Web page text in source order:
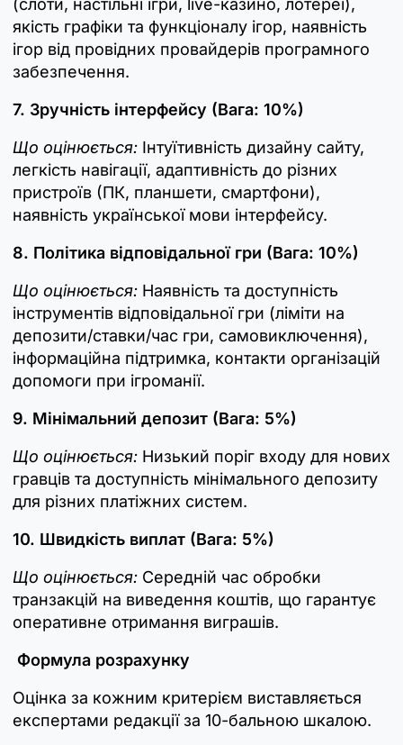
(слоти, настільні ігри, live-казино, лотереї),
якість графіки та функціоналу ігор, наявність
ігор від провідних провайдерів програмного
забезпечення.
7. Зручність інтерфейсу (Вага: 10%)
Що оцінюється: Інтуїтивність дизайну сайту,
легкість навігації, адаптивність до різних
пристроїв (ПК, планшети, смартфони),
наявність української мови інтерфейсу.
8. Політика відповідальної гри (Вага: 10%)
Що оцінюється: Наявність та доступність
інструментів відповідальної гри (ліміти на
депозити/ставки/час гри, самовиключення),
інформаційна підтримка, контакти організацій
допомоги при ігроманії.
9. Мінімальний депозит (Вага: 5%)
Що оцінюється: Низький поріг входу для нових
гравців та доступність мінімального депозиту
для різних платіжних систем.
10. Швидкість виплат (Вага: 5%)
Що оцінюється: Середній час обробки
транзакцій на виведення коштів, що гарантує
оперативне отримання виграшів.
Формула розрахунку
Оцінка за кожним критерієм виставляється
експертами редакції за 10-бальною шкалою.